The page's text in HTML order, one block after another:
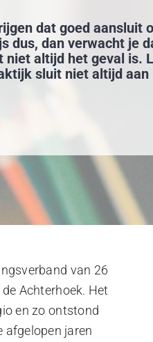
dat goed aansluit
dus, dan verwacht je
altijd het geval is.
sluit niet altijd
van 26
Achterhoek. Het
en zo ontstond
afgelopen jaren